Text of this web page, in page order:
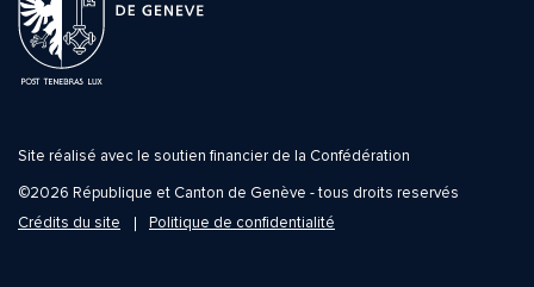
Site réalisé avec le soutien financier de la Confédération
©2026 République et Canton de Genève - tous droits reservés
Crédits du site
Politique de confidentialité